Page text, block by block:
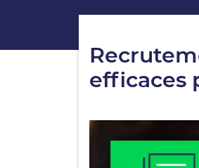
efficaces